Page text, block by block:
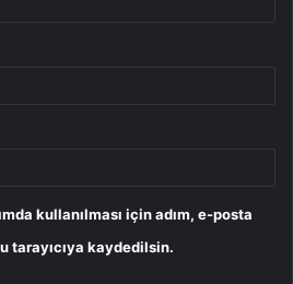
kullanılması için adım, e-posta
tarayıcıya kaydedilsin.